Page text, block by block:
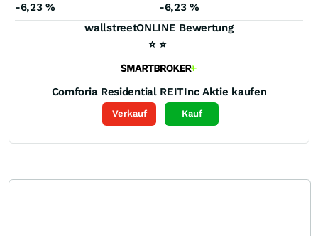
-6,23% -6,23%
wallstreetONLINE Bewertung
⭐ ⭐
Comforia Residential REITInc Aktie kaufen
Verkauf Kauf